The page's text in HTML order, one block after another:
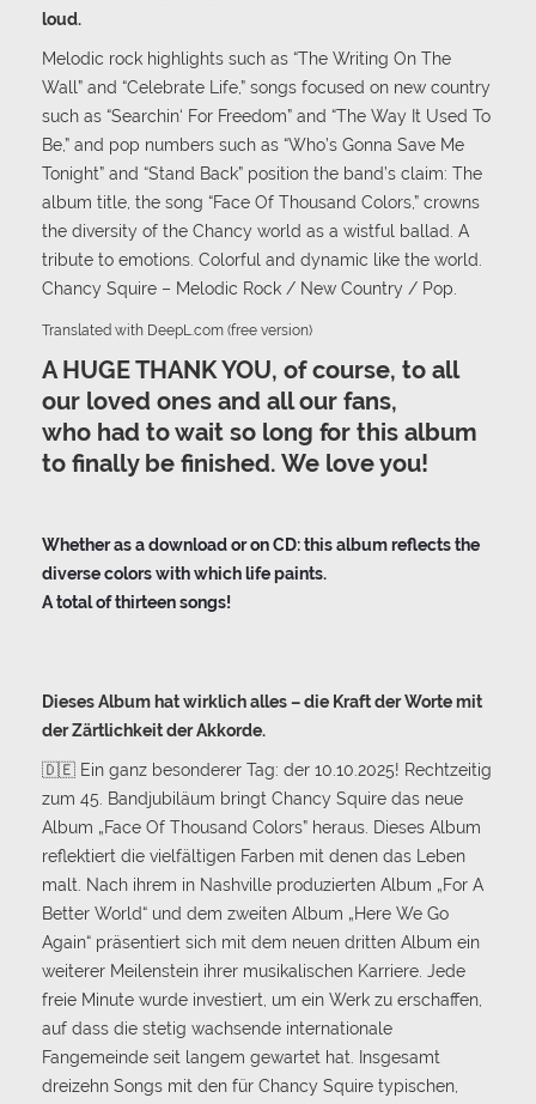
loud.
Melodic rock highlights such as “The Writing On The
Wall” and “Celebrate Life,” songs focused on new country
such as “Searchin‘ For Freedom” and “The Way It Used To
Be,” and pop numbers such as “Who’s Gonna Save Me
Tonight” and “Stand Back” position the band’s claim: The
album title, the song “Face Of Thousand Colors,” crowns
the diversity of the Chancy world as a wistful ballad. A
tribute to emotions. Colorful and dynamic like the world.
Chancy Squire – Melodic Rock / New Country / Pop.
Translated with DeepL.com (free version)
A HUGE THANK YOU, of course, to all
our loved ones and all our fans,
who had to wait so long for this album
to finally be finished. We love you!
Whether as a download or on CD: this album reflects the
diverse colors with which life paints.
A total of thirteen songs!
Dieses Album hat wirklich alles – die Kraft der Worte mit
der Zärtlichkeit der Akkorde.
🇩🇪 Ein ganz besonderer Tag: der 10.10.2025! Rechtzeitig
zum 45. Bandjubiläum bringt Chancy Squire das neue
Album „Face Of Thousand Colors” heraus. Dieses Album
reflektiert die vielfältigen Farben mit denen das Leben
malt. Nach ihrem in Nashville produzierten Album „For A
Better World“ und dem zweiten Album „Here We Go
Again“ präsentiert sich mit dem neuen dritten Album ein
weiterer Meilenstein ihrer musikalischen Karriere. Jede
freie Minute wurde investiert, um ein Werk zu erschaffen,
auf dass die stetig wachsende internationale
Fangemeinde seit langem gewartet hat. Insgesamt
dreizehn Songs mit den für Chancy Squire typischen,